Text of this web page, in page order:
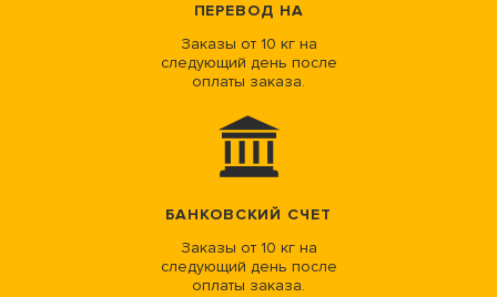
ПЕРЕВОД НА
Заказы от 10 кг на
следующий день после
оплаты заказа.
БАНКОВСКИЙ СЧЕТ
Заказы от 10 кг на
следующий день после
оплаты заказа.